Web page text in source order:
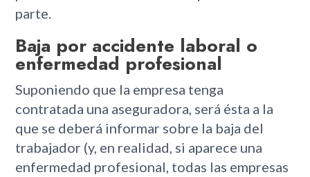
parte.
Baja por accidente laboral o
enfermedad profesional
Suponiendo que la empresa tenga
contratada una aseguradora, será ésta a la
que se deberá informar sobre la baja del
trabajador (y, en realidad, si aparece una
enfermedad profesional, todas las empresas